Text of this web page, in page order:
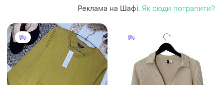
Реклама на Шафі. Як сюди потрапити?